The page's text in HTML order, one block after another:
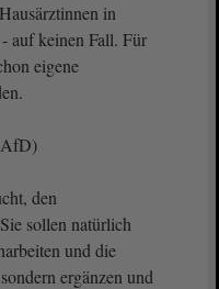
in
auf keinen Fall. Für
eigene
AfD)
den
sollen natürlich
und die
ergänzen und